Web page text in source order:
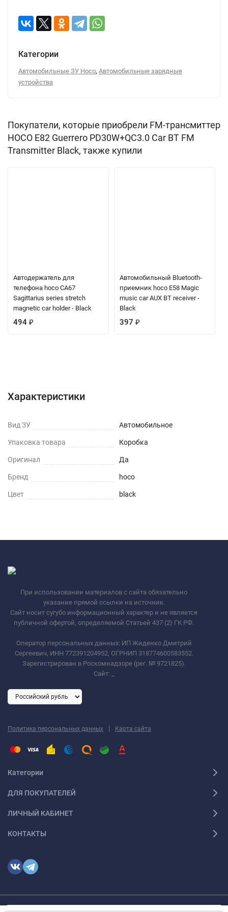
Категории
Автомобильные ЗУ Hoco, Автомобильные зарядные
устройства
Покупатели, которые приобрели FM-трансмиттер
HOCO E82 Guerrero PD30W+QC3.0 Car BT FM
Transmitter Black, также купили
Автодержатель для
телефона hoco CA67
Sagittarius series stretch
magnetic car holder - Black
494 ₽
Автомобильный Bluetooth-
приемник hoco E58 Magic
music car AUX BT receiver -
Black
397 ₽
Характеристики
Вид ЗУ Автомобильное
Упаковка товара Коробка
Оригинал Да
Бренд hoco
Цвет black
При использовании материалов с сайта обязательно
указание прямой ссылки на источник.
Сайт носит сугубо информационный характер и не является
публичной офертой, определяемой Статьей 437 (2) ГК РФ.
Оператор персональных данных: ИП Жиденко Дмитрий
Сергеевич, ИНН 772391204952, ОГРНИП 318774600583552.
Зарегистрирован в Роскомнадзоре (рег. № 9721825).
Сайт:
Политика персональных данных | Карта сайта
Категории
ДЛЯ ПОКУПАТЕЛЕЙ
ЛИЧНЫЙ КАБИНЕТ
КОНТАКТЫ